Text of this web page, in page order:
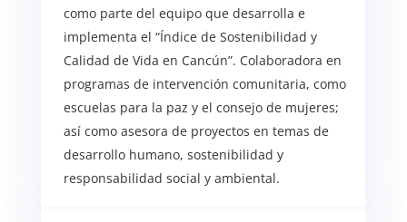
como parte del equipo que desarrolla e
implementa el “Índice de Sostenibilidad y
Calidad de Vida en Cancún”. Colaboradora en
programas de intervención comunitaria, como
escuelas para la paz y el consejo de mujeres;
así como asesora de proyectos en temas de
desarrollo humano, sostenibilidad y
responsabilidad social y ambiental.